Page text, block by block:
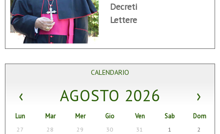
Decreti
Lettere
CALENDARIO
‹ AGOSTO 2026 ›
Lun Mar Mer Gio Ven Sab Dom
27 28 29 30 31 1 2